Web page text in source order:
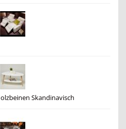
Skandinavisch